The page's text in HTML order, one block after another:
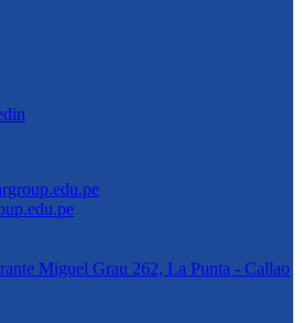
Miguel Grau 262, La Punta - Callao